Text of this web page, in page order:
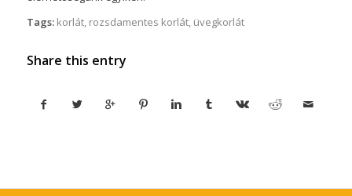
Tags: korlát, rozsdamentes korlát, üvegkorlát
Share this entry